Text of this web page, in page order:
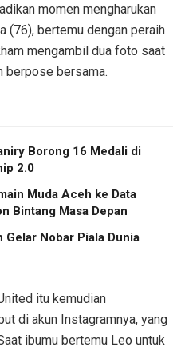
momen mengharukan
(76), bertemu dengan peraih
mengambil dua foto saat
berpose bersama.
Borong 16 Medali di
2.0
Muda Aceh ke Data
Bintang Masa Depan
Gelar Nobar Piala Dunia
itu kemudian
di akun Instagramnya, yang
ibumu bertemu Leo untuk